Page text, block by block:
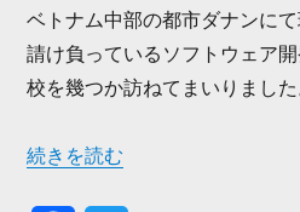
ベトナム中部の都市ダナンに
請け負っているソフトウェア
校を幾つか訪ねてまいりました
“ベトナム探訪” の
続きを読む